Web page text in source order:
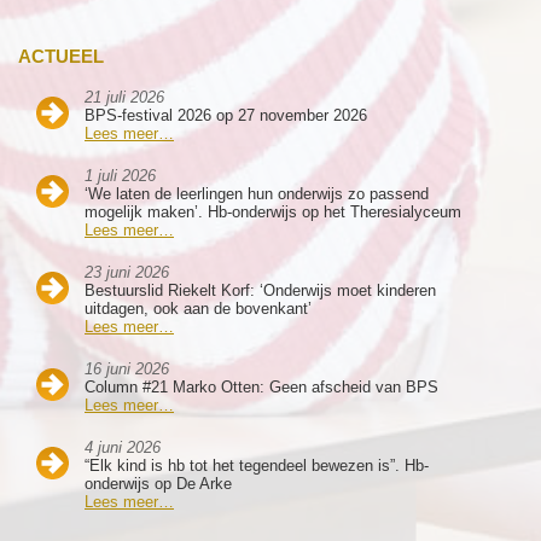
ACTUEEL
21 juli 2026
BPS-festival 2026 op 27 november 2026
Lees meer…
1 juli 2026
‘We laten de leerlingen hun onderwijs zo passend
mogelijk maken’. Hb-onderwijs op het Theresialyceum
Lees meer…
23 juni 2026
Bestuurslid Riekelt Korf: ‘Onderwijs moet kinderen
uitdagen, ook aan de bovenkant’
Lees meer…
16 juni 2026
Column #21 Marko Otten: Geen afscheid van BPS
Lees meer…
4 juni 2026
“Elk kind is hb tot het tegendeel bewezen is”. Hb-
onderwijs op De Arke
Lees meer…